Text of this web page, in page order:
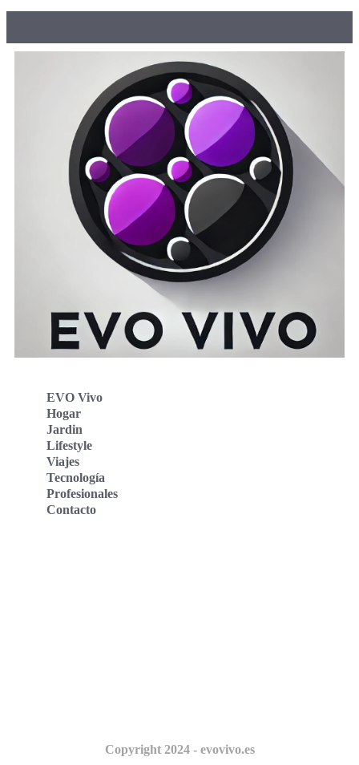
EVO Vivo
Hogar
Jardin
Lifestyle
Viajes
Tecnología
Profesionales
Contacto
Copyright 2024 - evovivo.es